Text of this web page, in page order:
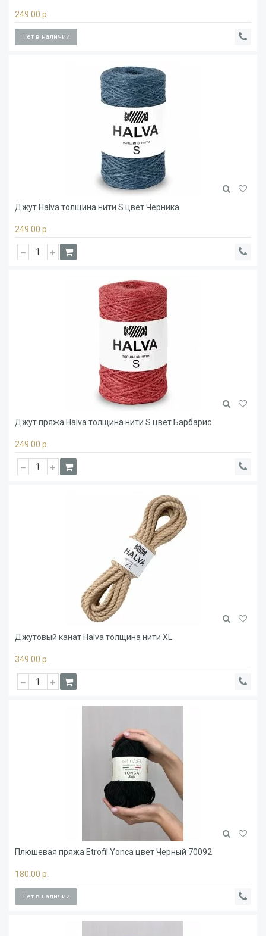
249.00 р.
Нет в наличии
Джут Halva толщина нити S цвет Черника
249.00 р.
Джут пряжа Halva толщина нити S цвет Барбарис
249.00 р.
Джутовый канат Halva толщина нити XL
349.00 р.
Плюшевая пряжа Etrofil Yonca цвет Черный 70092
180.00 р.
Нет в наличии